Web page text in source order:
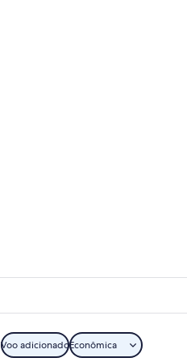
Voo adicionadoEconômica